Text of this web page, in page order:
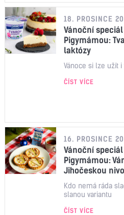
18. PROSINCE
Vánoční speciál
Pigymámou:
laktózy
Vánoce si lze užít
ČÍST VÍCE
16. PROSINCE
Vánoční speciál
Pigymámou:
Jihočeskou
Kdo nemá ráda
slanou variantu
ČÍST VÍCE